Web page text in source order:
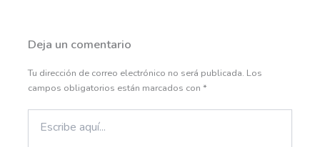
Deja un comentario
Tu dirección de correo electrónico no será publicada. Los
campos obligatorios están marcados con *
aquí...